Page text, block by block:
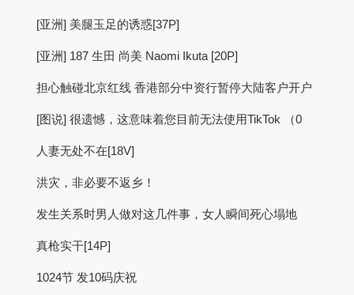
[亚洲] 美腿玉足的诱惑[37P]
[亚洲] 187 生田 尚美 Naomi Ikuta [20P]
担心触碰北京红线 香港部分中资行暂停大陆客户开户
[图说] 很遗憾，这意味着您目前无法使用TikTok （0
人妻无处不在[18V]
洪灾，非必要不返乡！
发生关系时男人做对这几件事，女人瞬间死心塌地
真枪实干[14P]
1024节 发10码庆祝